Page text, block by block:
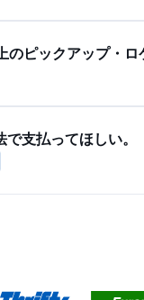
ピックアップ・ロ
支払ってほしい。